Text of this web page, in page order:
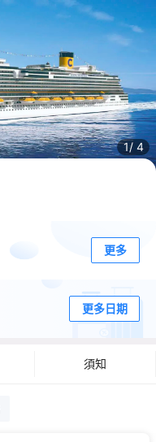
1/ 4
更多
更多日期
須知